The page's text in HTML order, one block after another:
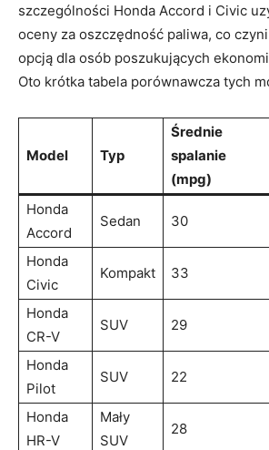
szczególności Honda Accord i Civic
oceny za oszczędność paliwa, co
opcją dla osób poszukujących
Oto krótka tabela porównawcza tych
Model Typ
Średnie
spalanie
(mpg)
Honda
Accord
Sedan 30
Honda
Civic
Kompakt 33
Honda
CR-V
SUV 29
Honda
Pilot
SUV 22
Honda
HR-V
Mały
SUV
28